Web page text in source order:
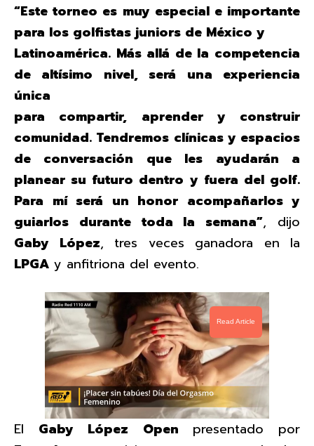
“Este torneo es muy especial e importante
para los golfistas juniors de México y
Latinoamérica. Más allá de la competencia
de altísimo nivel, será una experiencia
única
para compartir, aprender y construir
comunidad. Tendremos clínicas y espacios
de conversación que les ayudarán a
planear su futuro dentro y fuera del golf.
Para mí será un honor acompañarlos y
guiarlos durante toda la semana”, dijo
Gaby López, tres veces ganadora en la
LPGA y anfitriona del evento.
Read Article
El Gaby López Open presentado por